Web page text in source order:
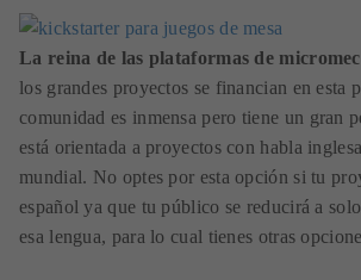
La reina de las plataformas de
los grandes proyectos se financian en esta
comunidad es inmensa pero tiene un gran
está orientada a proyectos con habla
mundial. No optes por esta opción si tu
español ya que tu público se reducirá a
esa lengua, para lo cual tienes otras